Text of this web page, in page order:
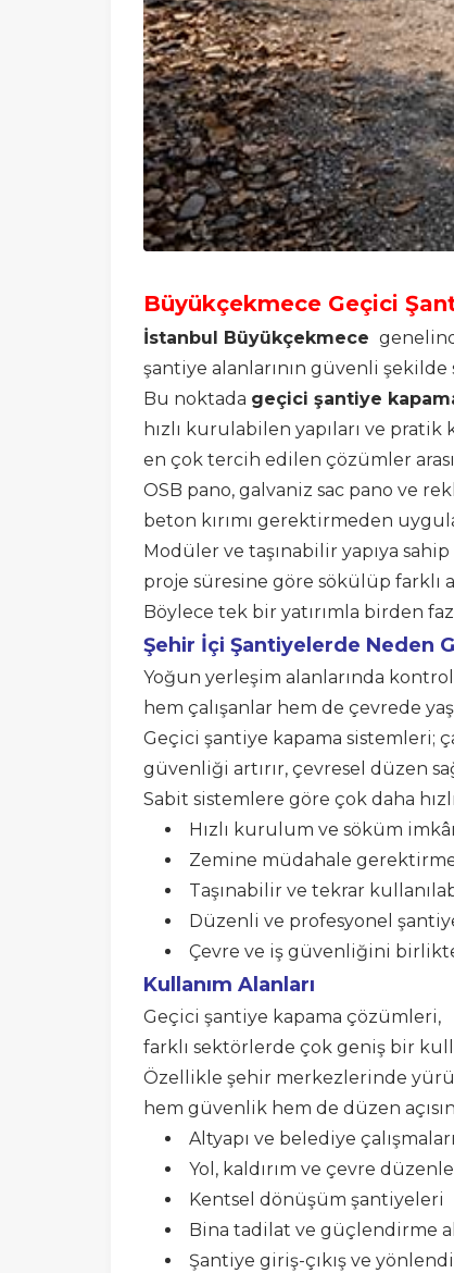
Büyükçekmece Geçici
İstanbul Büyükçekmece
şantiye alanlarının güvenli şekilde
Bu noktada geçici şantiye
hızlı kurulabilen yapıları ve
en çok tercih edilen çözümler
OSB pano, galvaniz sac pano ve
beton kırımı gerektirmeden
Modüler ve taşınabilir yapıya
proje süresine göre sökülüp farklı
Böylece tek bir yatırımla birden
Şehir İçi Şantiyelerde Neden
Yoğun yerleşim alanlarında
hem çalışanlar hem de çevrede
Geçici şantiye kapama sistemleri;
güvenliği artırır, çevresel düzen
Sabit sistemlere göre çok daha
Hızlı kurulum ve söküm
Zemine müdahale
Taşınabilir ve tekrar
Düzenli ve profesyonel
Çevre ve iş güvenliğini birlikte
Kullanım Alanları
Geçici şantiye kapama çözümleri,
farklı sektörlerde çok geniş bir
Özellikle şehir merkezlerinde
hem güvenlik hem de düzen
Altyapı ve belediye çalışmaları
Yol, kaldırım ve çevre
Kentsel dönüşüm şantiyeleri
Bina tadilat ve güçlendirme
Şantiye giriş-çıkış ve